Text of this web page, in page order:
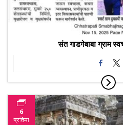
संत गाडगेबाबा ग्राम
6
प्रतिमा